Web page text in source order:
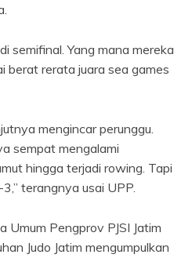
semifinal. Yang mana mereka
berat rerata juara sea games
mengincar perunggu.
sempat mengalami
hingga terjadi rowing. Tapi
terangnya usai UPP.
Umum Pengprov PJSI Jatim
Judo Jatim mengumpulkan